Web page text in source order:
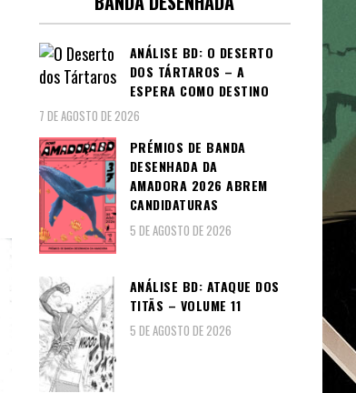
ANÁLISE BD: O DESERTO
DOS TÁRTAROS – A
ESPERA COMO DESTINO
7 DE AGOSTO DE 2026
PRÉMIOS DE BANDA
DESENHADA DA
AMADORA 2026 ABREM
CANDIDATURAS
5 DE AGOSTO DE 2026
ANÁLISE BD: ATAQUE DOS
TITÃS – VOLUME 11
5 DE AGOSTO DE 2026